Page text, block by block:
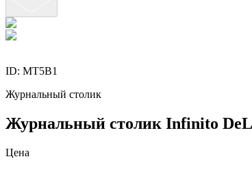
ID: MT5B1
Журнальный столик
Журнальный столик Infinito
Цена